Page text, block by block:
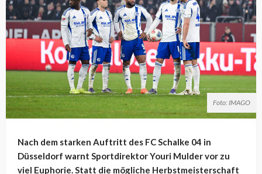
Foto: IMAGO
Nach dem starken Auftritt des FC Schalke 04 in
Düsseldorf warnt Sportdirektor Youri Mulder vor zu
viel Euphorie. Statt die mögliche Herbstmeisterschaft